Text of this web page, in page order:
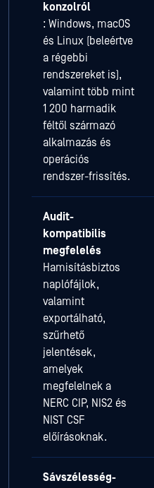
konzolról
: Windows, macOS
és Linux (beleértve
a régebbi
rendszereket is),
valamint több mint
1 200 harmadik
féltől származó
alkalmazás és
operációs
rendszer-frissítés.
Audit-
kompatibilis
megfelelés
Hamisításbiztos
naplófájlok,
valamint
exportálható,
szűrhető
jelentések,
amelyek
megfelelnek a
NERC CIP, NIS2 és
NIST CSF
előírásoknak.
Sávszélesség-